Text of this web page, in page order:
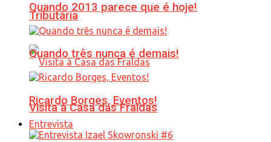
Tributária
Visita à Casa das Fraldas
Quando 2013 parece que é hoje!
Quando três nunca é demais!
Ricardo Borges, Eventos!
Entrevista